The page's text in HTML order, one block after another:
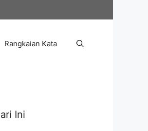
Rangkaian Kata
Ini